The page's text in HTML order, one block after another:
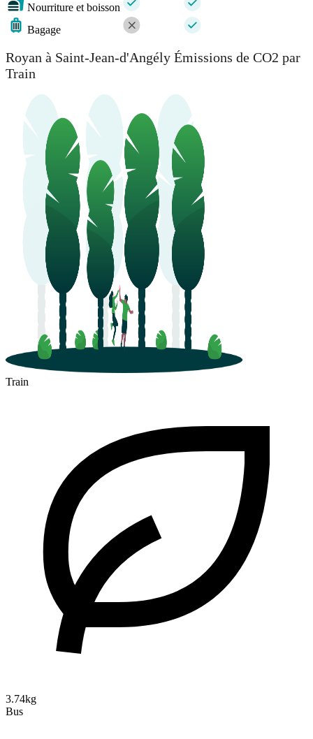
Nourriture et boisson
Bagage
Royan à Saint-Jean-d'Angély Émissions de CO2 par
Train
Train
3.74kg
Bus